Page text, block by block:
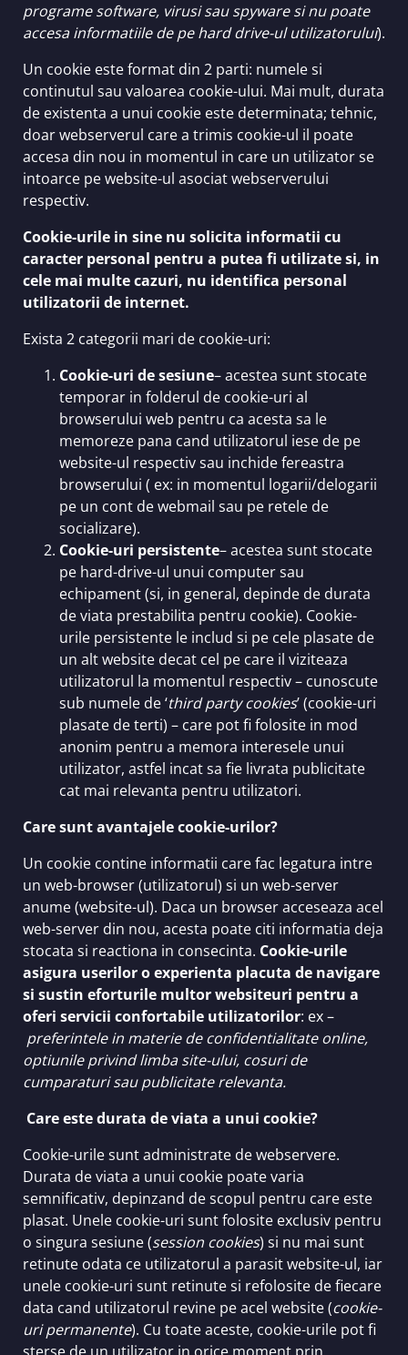
programe software, virusi sau spyware si nu poate
accesa informatiile de pe hard drive-ul utilizatorului).
Un cookie este format din 2 parti: numele si
continutul sau valoarea cookie-ului. Mai mult, durata
de existenta a unui cookie este determinata; tehnic,
doar webserverul care a trimis cookie-ul il poate
accesa din nou in momentul in care un utilizator se
intoarce pe website-ul asociat webserverului
respectiv.
Cookie-urile in sine nu solicita informatii cu
caracter personal pentru a putea fi utilizate si, in
cele mai multe cazuri, nu identifica personal
utilizatorii de internet.
Exista 2 categorii mari de cookie-uri:
Cookie-uri de sesiune– acestea sunt stocate
temporar in folderul de cookie-uri al
browserului web pentru ca acesta sa le
memoreze pana cand utilizatorul iese de pe
website-ul respectiv sau inchide fereastra
browserului ( ex: in momentul logarii/delogarii
pe un cont de webmail sau pe retele de
socializare).
Cookie-uri persistente– acestea sunt stocate
pe hard-drive-ul unui computer sau
echipament (si, in general, depinde de durata
de viata prestabilita pentru cookie). Cookie-
urile persistente le includ si pe cele plasate de
un alt website decat cel pe care il viziteaza
utilizatorul la momentul respectiv – cunoscute
sub numele de ‘third party cookies’ (cookie-uri
plasate de terti) – care pot fi folosite in mod
anonim pentru a memora interesele unui
utilizator, astfel incat sa fie livrata publicitate
cat mai relevanta pentru utilizatori.
Care sunt avantajele cookie-urilor?
Un cookie contine informatii care fac legatura intre
un web-browser (utilizatorul) si un web-server
anume (website-ul). Daca un browser acceseaza acel
web-server din nou, acesta poate citi informatia deja
stocata si reactiona in consecinta. Cookie-urile
asigura userilor o experienta placuta de navigare
si sustin eforturile multor websiteuri pentru a
oferi servicii confortabile utilizatorilor: ex –
preferintele in materie de confidentialitate online,
optiunile privind limba site-ului, cosuri de
cumparaturi sau publicitate relevanta.
Care este durata de viata a unui cookie?
Cookie-urile sunt administrate de webservere.
Durata de viata a unui cookie poate varia
semnificativ, depinzand de scopul pentru care este
plasat. Unele cookie-uri sunt folosite exclusiv pentru
o singura sesiune (session cookies) si nu mai sunt
retinute odata ce utilizatorul a parasit website-ul, iar
unele cookie-uri sunt retinute si refolosite de fiecare
data cand utilizatorul revine pe acel website (cookie-
uri permanente). Cu toate aceste, cookie-urile pot fi